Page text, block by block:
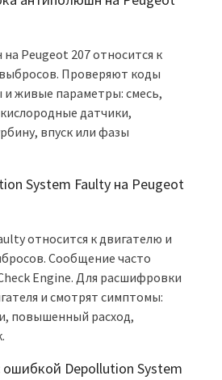
Peugeot 207 относится к
Проверяют коды
и живые параметры: смесь,
датчики,
впуск или фазы
System Faulty на Peugeot
относится к двигателю и
Сообщение часто
Engine. Для расшифровки
и смотрят симптомы:
повышенный расход,
Depollution System